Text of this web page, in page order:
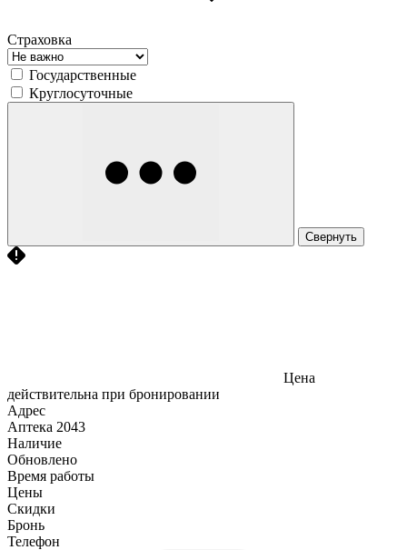
Страховка
Государственные
Круглосуточные
Свернуть
Цена
действительна при бронировании
Адрес
Аптека 2043
Наличие
Обновлено
Время работы
Цены
Скидки
Бронь
Телефон